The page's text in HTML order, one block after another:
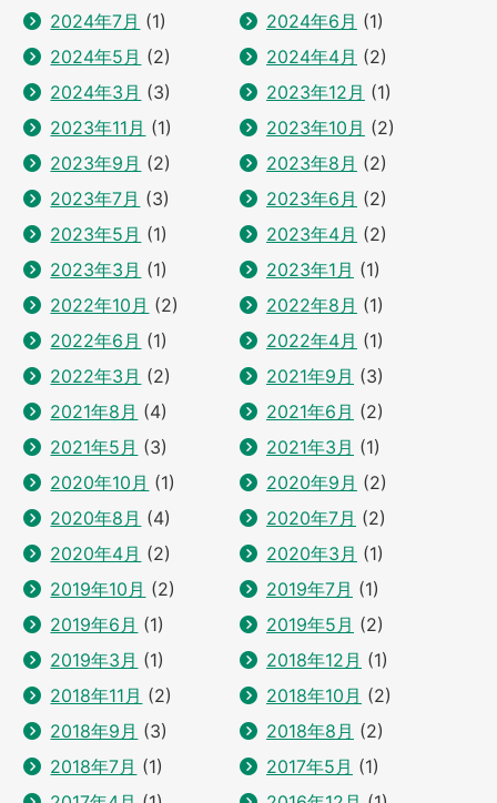
2024年7月 (1) 2024年6月 (1)
2024年5月 (2) 2024年4月 (2)
2024年3月 (3) 2023年12月 (1)
2023年11月 (1) 2023年10月 (2)
2023年9月 (2) 2023年8月 (2)
2023年7月 (3) 2023年6月 (2)
2023年5月 (1) 2023年4月 (2)
2023年3月 (1) 2023年1月 (1)
2022年10月 (2) 2022年8月 (1)
2022年6月 (1) 2022年4月 (1)
2022年3月 (2) 2021年9月 (3)
2021年8月 (4) 2021年6月 (2)
2021年5月 (3) 2021年3月 (1)
2020年10月 (1) 2020年9月 (2)
2020年8月 (4) 2020年7月 (2)
2020年4月 (2) 2020年3月 (1)
2019年10月 (2) 2019年7月 (1)
2019年6月 (1) 2019年5月 (2)
2019年3月 (1) 2018年12月 (1)
2018年11月 (2) 2018年10月 (2)
2018年9月 (3) 2018年8月 (2)
2018年7月 (1) 2017年5月 (1)